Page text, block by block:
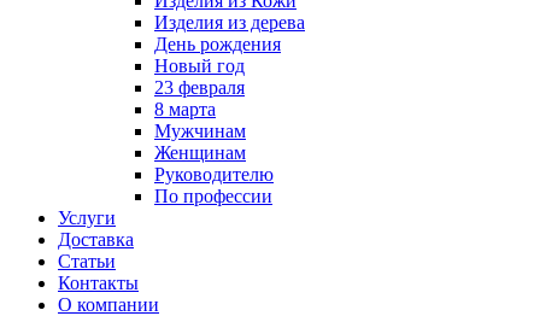
Изделия из дерева
День рождения
Новый год
23 февраля
8 марта
Мужчинам
Женщинам
Руководителю
По профессии
Услуги
Доставка
Статьи
Контакты
О компании